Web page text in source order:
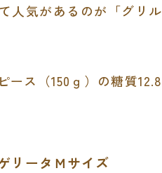
人気があるのが「グリル
ース（150 ｇ）の糖質12.8
リータＭサイズ